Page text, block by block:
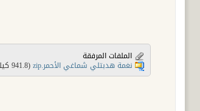
الملفات المرفقة
نغمة هدبتلي شماغي الأحمر.zip‏